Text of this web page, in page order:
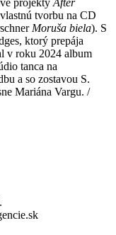
tvorbu na CD
Moruša biela). S
ktorý prepája
v roku 2024 album
tanca na
a so zostavou S.
Mariána Vargu. /